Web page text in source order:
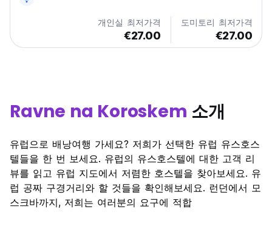
개인실 최저가격
€27.00
도미토리 최저가격
€27.00
Ravne na Koroskem 소개
유럽으로 배낭여행 가세요? 저희가 선택한 유럽 유스호스
텔들을 한 번 보세요. 유럽의 유스호스텔에 대한 고객 리
뷰를 읽고 유럽 지도에서 저렴한 호스텔을 찾아보세요. 유
럽 공짜 구경거리와 할 것들을 확인해보세요. 런던에서 모
스크바까지, 저희는 여러분의 요구에 적합